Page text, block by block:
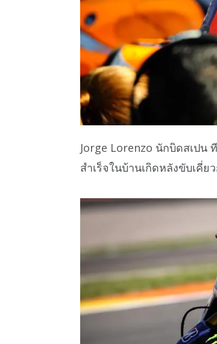
Jorge Lorenzo นักบิดสเปน
สำเร็จในบ้านเกิดหลังขับเคี่